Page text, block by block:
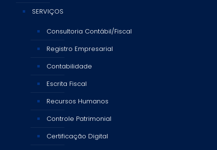
SERVIÇOS
Consultoria Contábil/Fiscal
Registro Empresarial
Contabilidade
Escrita Fiscal
Recursos Humanos
Controle Patrimonial
Certificação Digital